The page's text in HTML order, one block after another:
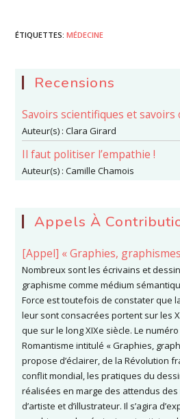
ÉTIQUETTES:MÉDECINE
Recensions
Savoirs scientifiques et savoirs
Auteur(s) :Clara Girard
Il faut politiser l’empathie !
Auteur(s) :Camille Chamois
Appels À
[Appel] « Graphies,
Nombreux sont les écrivains et
graphisme comme médium
Force est toutefois de constater que
leur sont consacrées portent sur les
que sur le long XIXe siècle. Le
Romantisme intitulé « Graphies,
propose d’éclairer, de la Révolution
conflit mondial, les pratiques du
réalisées en marge des attendus des
d’artiste et d’illustrateur. Il s’agira